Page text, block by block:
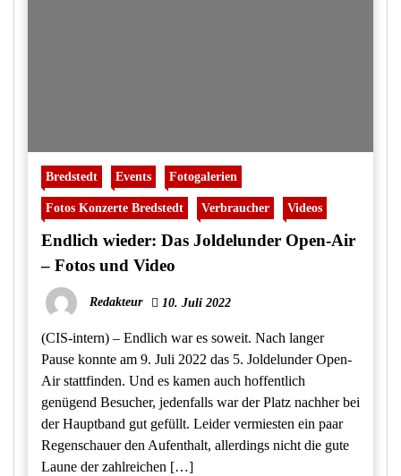
Bredstedt Events Fotogalerien
Fotos Konzerte Bredstedt Verbraucher Videos
Endlich wieder: Das Joldelunder Open-Air
– Fotos und Video
Redakteur 10. Juli 2022
(CIS-intern) – Endlich war es soweit. Nach langer
Pause konnte am 9. Juli 2022 das 5. Joldelunder Open-
Air stattfinden. Und es kamen auch hoffentlich
genügend Besucher, jedenfalls war der Platz nachher bei
der Hauptband gut gefüllt. Leider vermiesten ein paar
Regenschauer den Aufenthalt, allerdings nicht die gute
Laune der zahlreichen […]